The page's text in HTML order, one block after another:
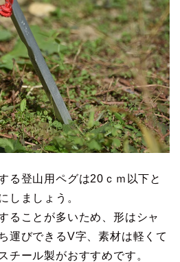
る登山用ペグは20ｃｍ以下と
しましょう。
ることが多いため、形はシャ
運びできるV字、素材は軽くて
チール製がおすすめです。